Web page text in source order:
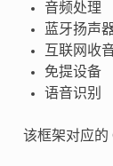
音频处理
蓝牙扬声
互联网收
免提设备
语音识别
该框架对应的